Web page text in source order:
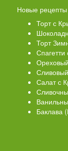
Новые рецепты
Торт с
Торт
Салат с
Баклава